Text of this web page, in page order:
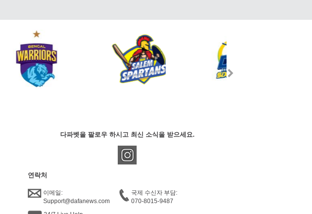
다파벳을 팔로우 하시고 최신 소식을 받으세요.
연락처
이메일:
Support@dafanews.com
국제 수신자 부담:
070-8015-9487